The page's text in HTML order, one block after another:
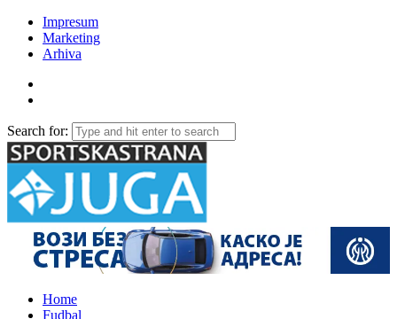
Impresum
Marketing
Arhiva
Search for:
Home
Fudbal